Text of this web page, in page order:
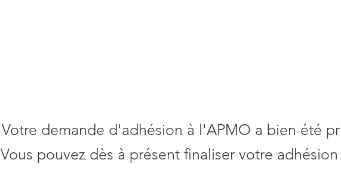
Votre demande d'adhésion à l'APMO a bien été
Vous pouvez dès à présent finaliser votre